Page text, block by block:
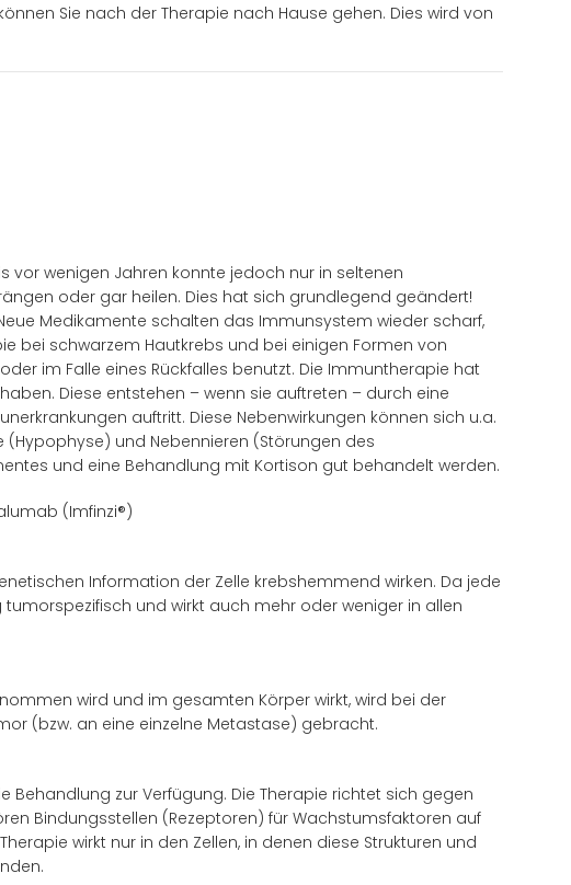
Sie nach der Therapie nach Hause gehen. Dies wird von
vor wenigen Jahren konnte jedoch nur in seltenen
oder gar heilen. Dies hat sich grundlegend geändert!
Medikamente schalten das Immunsystem wieder scharf,
bei schwarzem Hautkrebs und bei einigen Formen von
im Falle eines Rückfalles benutzt. Die Immuntherapie hat
Diese entstehen – wenn sie auftreten – durch eine
auftritt. Diese Nebenwirkungen können sich u.a.
(Hypophyse) und Nebennieren (Störungen des
und eine Behandlung mit Kortison gut behandelt werden.
(Imfinzi®)
Information der Zelle krebshemmend wirken. Da jede
und wirkt auch mehr oder weniger in allen
wird und im gesamten Körper wirkt, wird bei der
(bzw. an eine einzelne Metastase) gebracht.
zur Verfügung. Die Therapie richtet sich gegen
Bindungsstellen (Rezeptoren) für Wachstumsfaktoren auf
wirkt nur in den Zellen, in denen diese Strukturen und